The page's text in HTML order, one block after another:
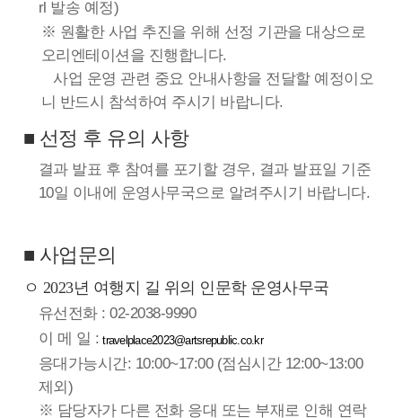
rl 발송 예정)
※ 원활한 사업 추진을 위해 선정 기관을 대상으로
오리엔테이션을 진행합니다.
사업 운영 관련 중요 안내사항을 전달할 예정이오
니 반드시 참석하여 주시기 바랍니다.
■ 선정 후 유의 사항
결과 발표 후 참여를 포기할 경우, 결과 발표일 기준
10일 이내에 운영사무국으로 알려주시기 바랍니다.
■ 사업문의
ㅇ 2023년 여행지 길 위의 인문학 운영사무국
유선전화 : 02-2038-9990
이 메 일 : travelplace2023@artsrepublic.co.kr
응대가능시간: 10:00~17:00 (점심시간 12:00~13:00
제외)
※ 담당자가 다른 전화 응대 또는 부재로 인해 연락